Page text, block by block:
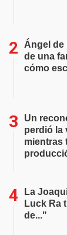
Ángel de
de una
cómo
Un
perdió la
mientras
La
Luck Ra
de..."